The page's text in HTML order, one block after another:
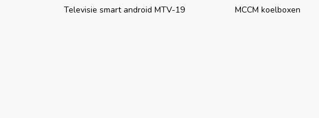
Televisie smart android MTV-19
MCCM koelboxen